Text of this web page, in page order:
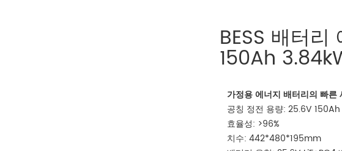
BESS 배터
150Ah
가정용 에너지 배터리의 빠른
공칭 정전 용량: 25.6V 150Ah
효율성: >96%
치수: 442*480*195mm